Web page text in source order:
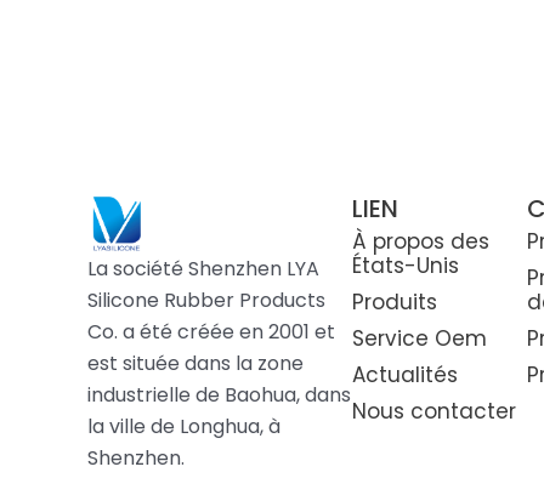
La société Shenzhen LYA
Silicone Rubber Products
Co. a été créée en 2001 et
est située dans la zone
industrielle de Baohua, dans
la ville de Longhua, à
Shenzhen.
LIEN
À propos des
États-Unis
Produits
Service Oem
Actualités
Nous contacter